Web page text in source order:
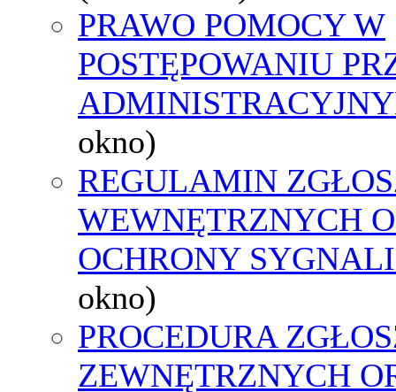
PRAWO POMOCY W
POSTĘPOWANIU
okno)
REGULAMIN
WEWNĘTRZNYCH
OCHRONY
okno)
PROCEDURA
ZEWNĘTRZNYCH